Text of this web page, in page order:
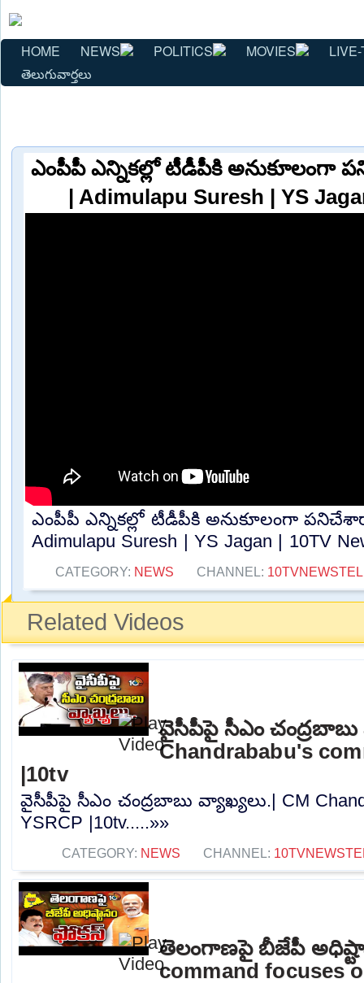
HOME NEWS POLITICS MOVIES
తెలుగువార్తలు
ఎంపీపీ ఎన్నికల్లో టీడీపీకి అనుకూలంగా
| Adimulapu Suresh | YS
ఎంపీపీ ఎన్నికల్లో టీడీపీకి అనుకూలంగా
Adimulapu Suresh | YS Jagan | 10TV
CATEGORY: NEWS CHANNEL:
Related Videos
వైసీపీపై సీఎం చంద్రబాబు
Chandrababu's
|10tv
వైసీపీపై సీఎం చంద్రబాబు వ్యాఖ్యలు.| CM
YSRCP |10tv.....»»
CATEGORY: NEWS CHANNEL:
తెలంగాణపై బీజేపీ
command focuses